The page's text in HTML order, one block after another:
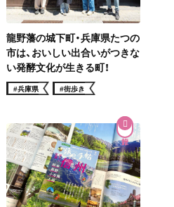
龍野藩の城下町・兵庫県たつの
市は、おいしい出合いがつきな
い発酵文化が生きる町！
#兵庫県 #街歩き